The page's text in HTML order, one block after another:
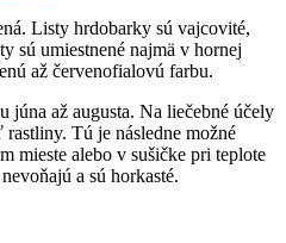
Listy hrdobarky sú vajcovité,
sú umiestnené najmä v hornej
až červenofialovú farbu.
júna až augusta. Na liečebné účely
Tú je následne možné
mieste alebo v sušičke pri teplote
a sú horkasté.